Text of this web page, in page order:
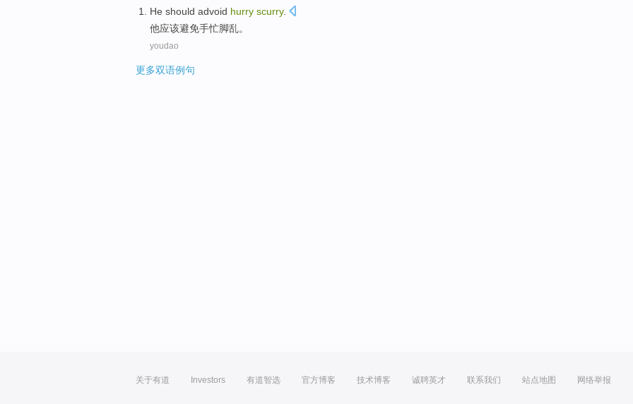
He should advoid hurry scurry.
他应该避免手忙脚乱。
youdao
更多双语例句
关于有道 Investors 有道智选 官方博客 技术博客 诚聘英才 联系我们 站点地图 网络举报